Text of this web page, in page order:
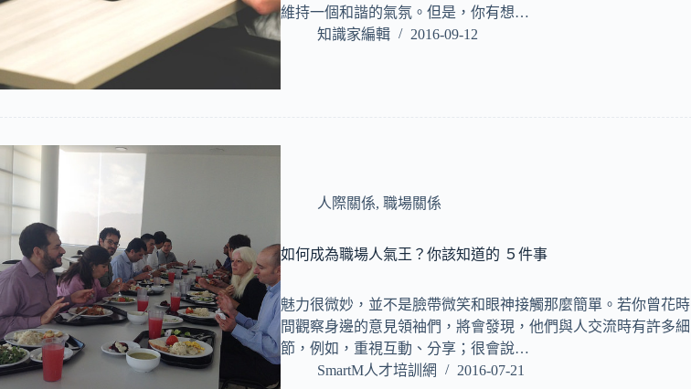
維持一個和諧的氣氛。但是，你有想…
知識家編輯
2016-09-12
人際關係, 職場關係
如何成為職場人氣王？你該知道的 ５件事
魅力很微妙，並不是臉帶微笑和眼神接觸那麼簡單。若你曾花時
間觀察身邊的意見領袖們，將會發現，他們與人交流時有許多細
節，例如，重視互動、分享；很會說…
SmartM人才培訓網
2016-07-21